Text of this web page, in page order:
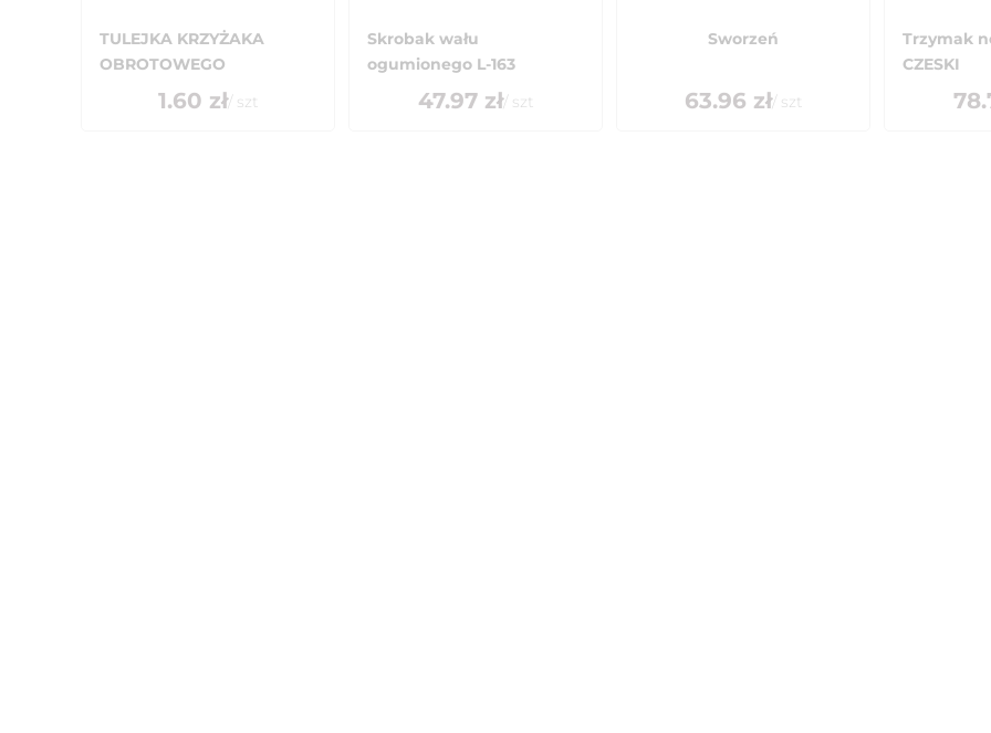
TULEJKA KRZYŻAKA
OBROTOWEGO
1.60 zł/ szt
Skrobak wału
ogumionego L-163
47.97zł/ szt
Sworzeń
63.96 zł/ szt
Trzymak
CZESKI